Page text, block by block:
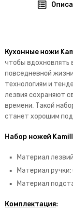
Кухонные ножи
чтобы вдохновлять
повседневной
технологиям и
лезвия сохраняют
времени. Такой
станет хорошим
Набор ножей
Материал
Материал ручки:
Материал
Комплектация: